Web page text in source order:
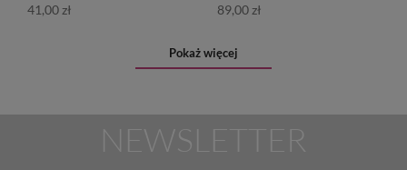
41,00 zł 89,00 zł
Pokaż więcej
NEWSLETTER